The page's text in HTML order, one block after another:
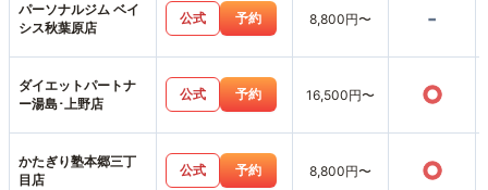
パーソナルジム ベイ
シス秋葉原店
公式 予約 8,800円〜 -
ダイエットパートナ
ー湯島･上野店
公式 予約 16,500円〜 ○
かたぎり塾本郷三丁
目店
公式 予約 8,800円〜 ○